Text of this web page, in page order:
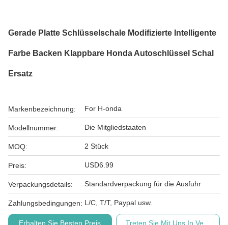
Gerade Platte Schlüsselschale Modifizierte Intelligente
Farbe Backen Klappbare Honda Autoschlüssel Schal
Ersatz
Markenbezeichnung: For H-onda
Modellnummer: Die Mitgliedstaaten
MOQ: 2 Stück
Preis: USD6.99
Verpackungsdetails: Standardverpackung für die Ausfuhr
Zahlungsbedingungen: L/C, T/T, Paypal usw.
Erhalten Sie Besten Preis Treten Sie Mit Uns In